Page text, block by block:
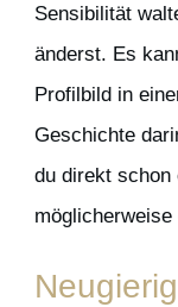
Sensibilität
änderst. Es
Profilbild in
Geschichte
du direkt schon
möglicherweise